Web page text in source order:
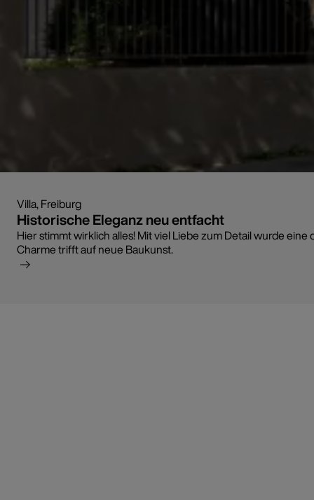
Villa, Freiburg
Historische Eleganz neu entfacht
Hier stimmt wirklich alles! Mit viel Liebe zum Detail wurde
Charme trifft auf neue Baukunst.